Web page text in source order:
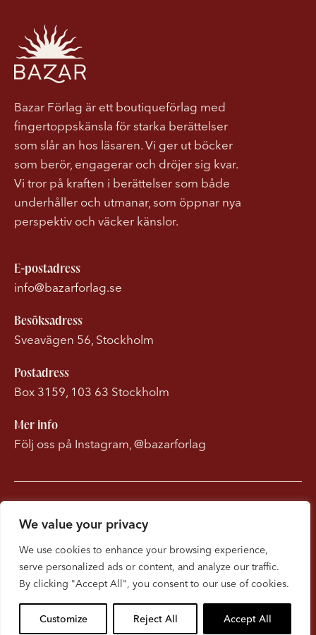
We value your privacy
We use cookies to enhance your browsing experience,
serve personalized ads or content, and analyze our traffic.
By clicking "Accept All", you consent to our use of cookies.
Customize Reject All Accept All
Bazar Förlag är ett boutiqueförlag med
fingertoppskänsla för starka berättelser
som slår an hos läsaren. Vi ger ut böcker
som berör, engagerar och dröjer sig kvar.
Vi tror på kraften i berättelser som både
underhåller och utmanar, som öppnar nya
perspektiv och väcker känslor.
E-postadress
info@bazarforlag.se
Besöksadress
Sveavägen 56, Stockholm
Postadress
Box 3159, 103 63 Stockholm
Mer info
Följ oss på Instagram, @bazarforlag
Om Bonnierförlagen
Cookies
Integritetspolicy